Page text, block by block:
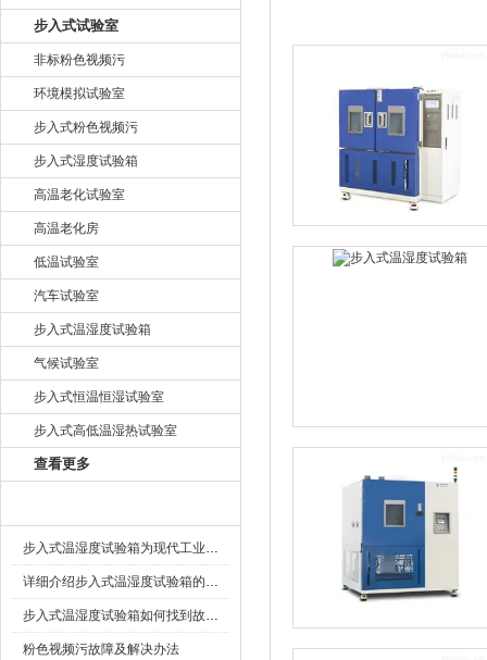
步入式试验室
非标粉色视频污
环境模拟试验室
步入式粉色视频污
步入式湿度试验箱
高温老化试验室
高温老化房
低温试验室
汽车试验室
步入式温湿度试验箱
气候试验室
步入式恒温恒湿试验室
步入式高低温湿热试验室
查看更多
步入式温湿度试验箱为现代工业提供精确的测试环境
详细介绍步入式温湿度试验箱的原理、特点及应用
步入式温湿度试验箱如何找到故障原因“对症下药”
粉色视频污故障及解决办法